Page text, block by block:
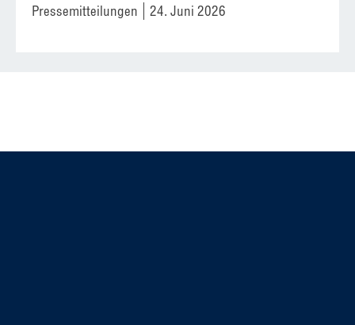
Pressemitteilungen 24. Juni 2026